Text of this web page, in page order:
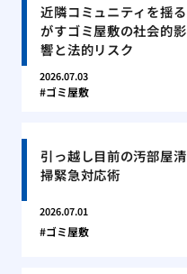
近隣コミュニティを揺る
がすゴミ屋敷の社会的影
響と法的リスク
2026.07.03
ゴミ屋敷
引っ越し目前の汚部屋清
掃緊急対応術
2026.07.01
ゴミ屋敷